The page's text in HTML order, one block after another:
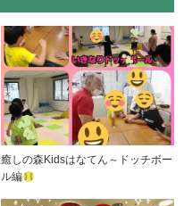
癒しの森Kidsはなてん～ドッチボー
ル編